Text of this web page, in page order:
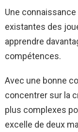
Une
existantes des
apprendre
compétences.
Avec une bonne
concentrer sur la
plus complexes
excelle de deux